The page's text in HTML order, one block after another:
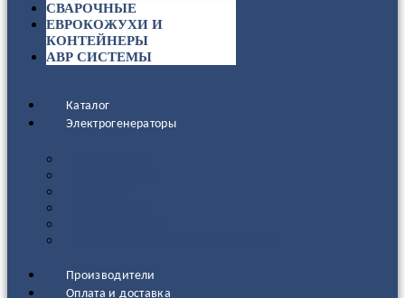
СВАРОЧНЫЕ
ЕВРОКОЖУХИ И
КОНТЕЙНЕРЫ
АВР СИСТЕМЫ
Каталог
Электрогенераторы
Производители
Оплата и доставка